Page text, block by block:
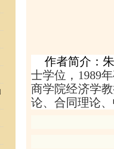
作者简介：
士学位， 1989
商学院经济学
论、合同理论